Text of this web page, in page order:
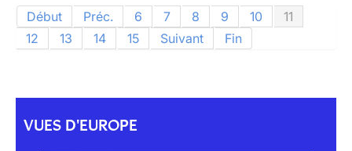
Début Préc. 6 7 8 9 10
11
12
13 14 15 Suivant Fin
VUES D'EUROPE